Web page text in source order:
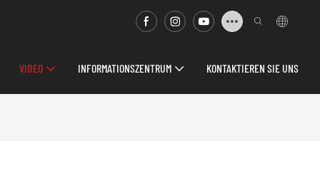
VIDEO INFORMATIONSZENTRUM KONTAKTIEREN SIE UNS